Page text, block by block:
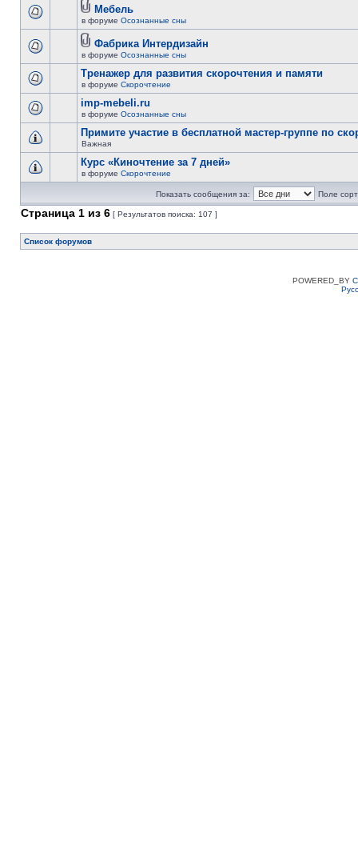
Мебель
в форуме Осознанные сны
Фабрика Интердизайн
в форуме Осознанные сны
Тренажер для развития скорочтения и памяти
в форуме Скорочтение
imp-mebeli.ru
в форуме Осознанные сны
Примите участие в бесплатной мастер-группе по
Важная
Курс «Киночтение за 7 дней»
в форуме Скорочтение
Показать сообщения за: Поле
Страница 1 из 6 [ Результатов поиска: 107 ]
Список форумов
POWERED_BY